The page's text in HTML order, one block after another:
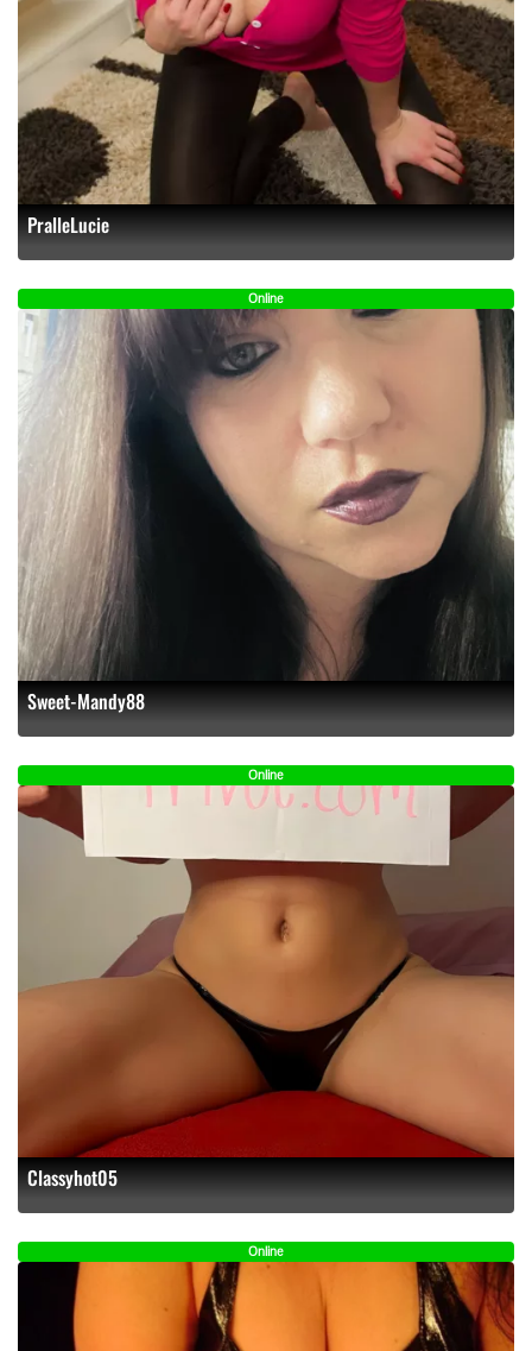
PralleLucie
Online
Sweet-Mandy88
Online
Classyhot05
Online